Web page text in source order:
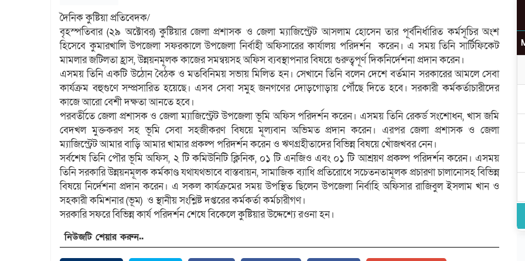
দৈনিক কুষ্টিয়া প্রতিবেদক/
বৃহস্পতিবার (২৯ অক্টোবর) কুষ্টিয়ার জেলা প্রশাসক ও জেলা ম্যাজিস্ট্রেট আসলাম হোসেন তার পূর্বনির্ধারিত কর্মসূচির অংশ
হিসেবে কুমারখালি উপজেলা সফরকালে উপজেলা নির্বাহী অফিসারের কার্যালয় পরিদর্শন করেন। এ সময় তিনি সার্টিফিকেট
মামলার জটিলতা হ্রাস, উন্নয়নমূলক কাজের সমন্বয়সহ অফিস ব্যবস্থাপনার বিষয়ে গুরুত্বপূর্ণ দিকনির্দেশনা প্রদান করেন।
এসময় তিনি একটি উঠোন বৈঠক ও মতবিনিময় সভায় মিলিত হন। সেখানে তিনি বলেন দেশে বর্তমান সরকারের আমলে সেবা
কার্যক্রম বহুগুণে সম্প্রসারিত হয়েছে। এসব সেবা সমুহ জনগণের দোড়গোড়ায় পৌঁছে দিতে হবে। সরকারী কর্মকর্তাচারীদের
কাজে অারো বেশী দক্ষতা আনতে হবে।
পরবর্তীতে জেলা প্রশাসক ও জেলা ম্যাজিস্ট্রেট উপজেলা ভূমি অফিস পরিদর্শন করেন। এসময় তিনি রেকর্ড সংশোধন, খাস জমি
বেদখল মুক্তকরণ সহ ভূমি সেবা সহজীকরণ বিষয়ে মূল্যবান অভিমত প্রদান করেন। এরপর জেলা প্রশাসক ও জেলা
ম্যাজিস্ট্রেট আমার বাড়ি আমার খামার প্রকল্প পরিদর্শন করেন ও ঋণগ্রহীতাদের বিভিন্ন বিষয়ে খোঁজখবর নেন।
সর্বশেষ তিনি পৌর ভূমি অফিস, ২ টি কমিউনিটি ক্লিনিক, ০১ টি এনজিও এবং ০১ টি আশ্রয়ণ প্রকল্প পরিদর্শন করেন। এসময়
তিনি সরকারি উন্নয়নমূলক কর্মকাণ্ড যথাযথভাবে বাস্তবায়ন, সামাজিক ব্যাধি প্রতিরোধে সচেতনতামূলক প্রচারণা চালানোসহ বিভিন্ন
বিষয়ে নির্দেশনা প্রদান করেন। এ সকল কার্যক্রমের সময় উপস্থিত ছিলেন উপজেলা নির্বাহি অফিসার রাজিবুল ইসলাম খান ও
সহকারী কমিশনার (ভূম) ও স্থানীয় সংশ্লিষ্ট দপ্তরের কর্মকর্তা কর্মচারীগণ।
সরকারি সফরে বিভিন্ন কার্য পরিদর্শন শেষে বিকেলে কুষ্টিয়ার উদ্দেশ্যে রওনা হন।
নিউজটি শেয়ার করুন..